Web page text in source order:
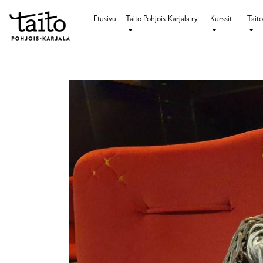
Etusivu Taito Pohjois-Karjala ry Kurssit